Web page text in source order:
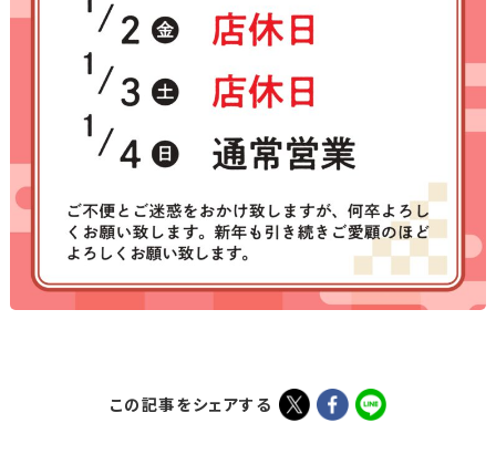
この記事をシェアする